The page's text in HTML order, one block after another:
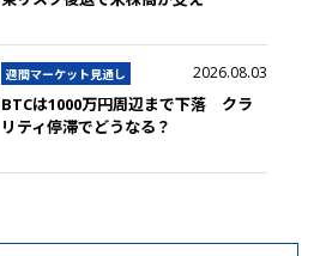
週間マーケット見通し 2026.08.03
BTCは1000万円周辺まで下落 クラ
リティ停滞でどうなる？